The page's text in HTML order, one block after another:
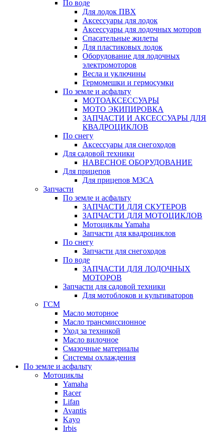
По воде
Для лодок ПВХ
Аксессуары для лодок
Аксессуары для лодочных моторов
Спасательные жилеты
Для пластиковых лодок
Оборудование для лодочных
электромоторов
Весла и уключины
Гермомешки и гермосумки
По земле и асфальту
МОТОАКСЕССУАРЫ
МОТО ЭКИПИРОВКА
ЗАПЧАСТИ И АКСЕССУАРЫ ДЛЯ
КВАДРОЦИКЛОВ
По снегу
Аксессуары для снегоходов
Для садовой техники
НАВЕСНОЕ ОБОРУДОВАНИЕ
Для прицепов
Для прицепов МЗСА
Запчасти
По земле и асфальту
ЗАПЧАСТИ ДЛЯ СКУТЕРОВ
ЗАПЧАСТИ ДЛЯ МОТОЦИКЛОВ
Мотоциклы Yamaha
Запчасти для квадроциклов
По снегу
Запчасти для снегоходов
По воде
ЗАПЧАСТИ ДЛЯ ЛОДОЧНЫХ
МОТОРОВ
Запчасти для садовой техники
Для мотоблоков и культиваторов
ГСМ
Масло моторное
Масло трансмиссионное
Уход за техникой
Масло вилочное
Смазочные материалы
Системы охлаждения
По земле и асфальту
Мотоциклы
Yamaha
Racer
Lifan
Avantis
Kayo
Irbis